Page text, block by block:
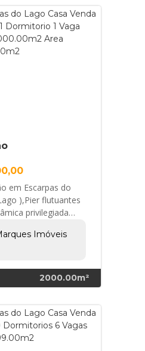
em Escarpas do
),Pier flutuantes
privilegiada
e Marques
Imóveis
2000.00m²